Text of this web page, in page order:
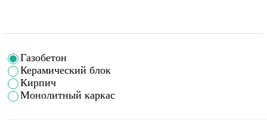
Газобетон
Керамический блок
Кирпич
Монолитный каркас